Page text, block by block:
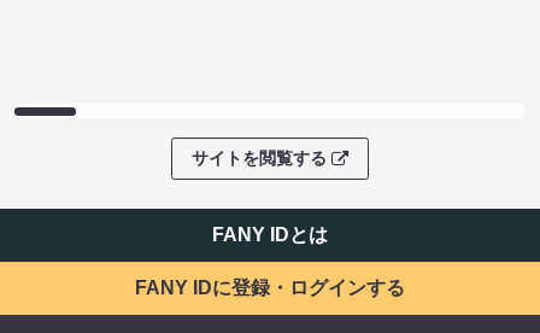
サイトを閲覧する
FANY IDとは
FANY IDに登録・ログインする